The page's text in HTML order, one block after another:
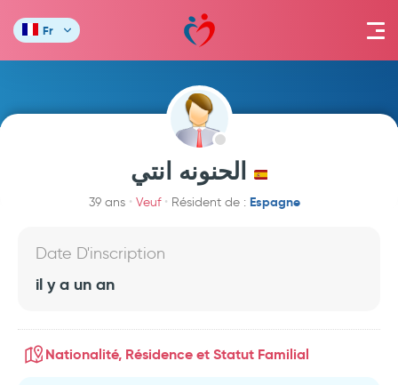
Fr
الحنونه انتي
39 ans Veuf Résident de : Espagne
Date D'inscription
il y a un an
Nationalité, Résidence et Statut Familial